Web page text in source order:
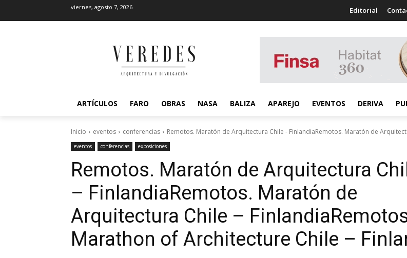
viernes, agosto 7, 2026 Editorial
ARTÍCULOS FARO OBRAS NASA BALIZA APAREJO EVENTOS DERIVA
Inicio eventos conferencias Remotos. Maratón de Arquitectura Chile - FinlandiaRemotos. Maratón de
eventos conferencias exposiciones
Remotos. Maratón de Arquitectura
– FinlandiaRemotos. Maratón de
Arquitectura Chile – Finlandia
Marathon of Architecture Chile –